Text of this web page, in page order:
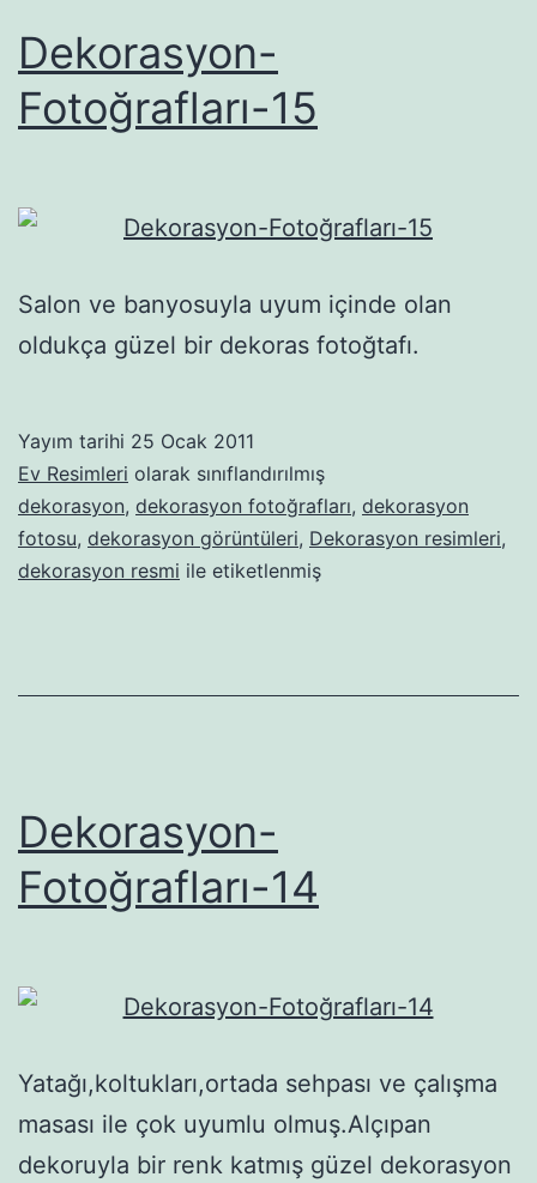
Dekorasyon-
Fotoğrafları-15
Salon ve banyosuyla uyum içinde olan
oldukça güzel bir dekoras fotoğtafı.
Yayım tarihi 25 Ocak 2011
Ev Resimleri olarak sınıflandırılmış
dekorasyon, dekorasyon fotoğrafları, dekorasyon
fotosu, dekorasyon görüntüleri, Dekorasyon resimleri,
dekorasyon resmi ile etiketlenmiş
Dekorasyon-
Fotoğrafları-14
Yatağı,koltukları,ortada sehpası ve çalışma
masası ile çok uyumlu olmuş.Alçıpan
dekoruyla bir renk katmış güzel dekorasyon